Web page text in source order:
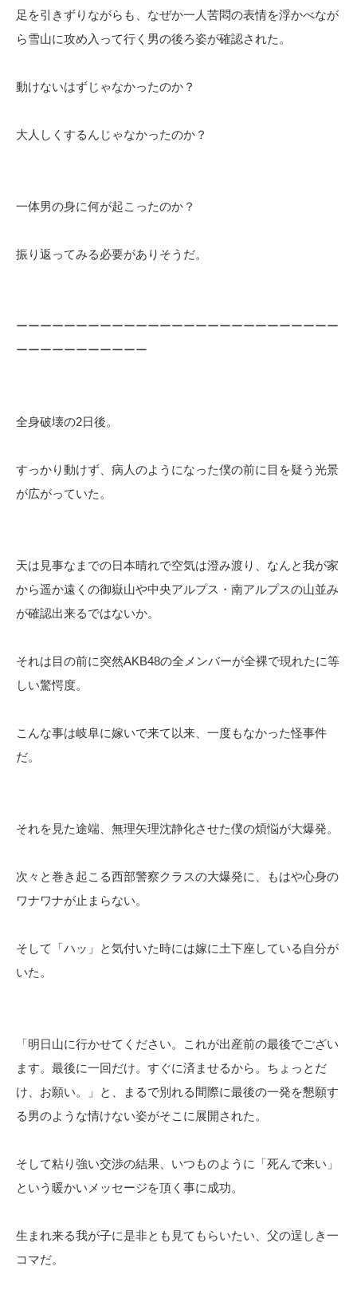
足を引きずりながらも、なぜか一人苦悶の表情を浮かべなが
ら雪山に攻め入って行く男の後ろ姿が確認された。
動けないはずじゃなかったのか？
大人しくするんじゃなかったのか？
一体男の身に何が起こったのか？
振り返ってみる必要がありそうだ。
ーーーーーーーーーーーーーーーーーーーーーーーーーーー
ーーーーーーーーーーー
全身破壊の2日後。
すっかり動けず、病人のようになった僕の前に目を疑う光景
が広がっていた。
天は見事なまでの日本晴れで空気は澄み渡り、なんと我が家
から遥か遠くの御嶽山や中央アルプス・南アルプスの山並み
が確認出来るではないか。
それは目の前に突然AKB48の全メンバーが全裸で現れたに等
しい驚愕度。
こんな事は岐阜に嫁いで来て以来、一度もなかった怪事件
だ。
それを見た途端、無理矢理沈静化させた僕の煩悩が大爆発。
次々と巻き起こる西部警察クラスの大爆発に、もはや心身の
ワナワナが止まらない。
そして「ハッ」と気付いた時には嫁に土下座している自分が
いた。
「明日山に行かせてください。これが出産前の最後でござい
ます。最後に一回だけ。すぐに済ませるから。ちょっとだ
け、お願い。」と、まるで別れる間際に最後の一発を懇願す
る男のような情けない姿がそこに展開された。
そして粘り強い交渉の結果、いつものように「死んで来い」
という暖かいメッセージを頂く事に成功。
生まれ来る我が子に是非とも見てもらいたい、父の逞しき一
コマだ。